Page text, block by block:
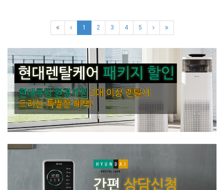
1 2 3 4 5